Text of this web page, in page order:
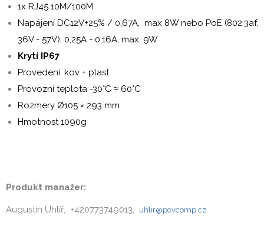
1x RJ45 10M/100M
Napájení DC12V±25% / 0,67A, max 8W nebo PoE (802.3af,
36V - 57V), 0,25A - 0,16A, max. 9W
Krytí IP67
Provedení: kov + plast
Provozní teplota -30°C ≈ 60°C
Rozmery Ø105 × 293 mm
Hmotnost 1090g
Produkt manažer:
Augustin Uhlíř, +420773749013, uhlir@pcvcomp.cz